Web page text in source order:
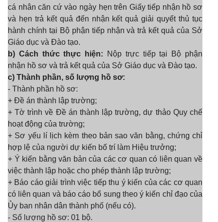
cá nhân căn cứ vào ngày hẹn trên Giấy tiếp nhận hồ sơ
và hẹn trả kết quả đến nhận kết quả giải quyết thủ tục
hành chính tại Bộ phận tiếp nhận và trả kết quả của Sở
Giáo dục và Đào tạo.
b) Cách thức thực hiện: Nộp trực tiếp tại Bộ phận
nhận hồ sơ và trả kết quả của Sở Giáo dục và Đào tạo.
c) Thành phần, số lượng hồ sơ:
- Thành phần hồ sơ:
+ Đề án thành lập trường;
+ Tờ trình về Đề án thành lập trường, dự thảo Quy chế
hoạt động của trường;
+ Sơ yếu lí lịch kèm theo bản sao văn bằng, chứng chỉ
hợp lệ của người dự kiến bố trí làm Hiệu trưởng;
+ Ý kiến bằng văn bản của các cơ quan có liên quan về
việc thành lập hoặc cho phép thành lập trường;
+ Báo cáo giải trình việc tiếp thu ý kiến của các cơ quan
có liên quan và báo cáo bổ sung theo ý kiến chỉ đạo của
Ủy ban nhân dân thành phố (nếu có).
- Số lượng hồ sơ: 01 bộ.